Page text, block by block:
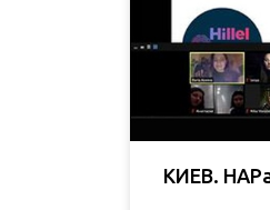
КИЕВ.